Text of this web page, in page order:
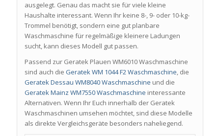
ausgelegt. Genau das macht sie für viele kleine
Haushalte interessant. Wenn Ihr keine 8-, 9- oder 10-kg-
Trommel benötigt, sondern eine gut planbare
Waschmaschine für regelmäßige kleinere Ladungen
sucht, kann dieses Modell gut passen.
Passend zur Geratek Plauen WM6010 Waschmaschine
sind auch die Geratek WM 1044 F2 Waschmaschine, die
Geratek Dessau WM8040 Waschmaschine und die
Geratek Mainz WM7550 Waschmaschine interessante
Alternativen. Wenn Ihr Euch innerhalb der Geratek
Waschmaschinen umsehen möchtet, sind diese Modelle
als direkte Vergleichsgeräte besonders naheliegend.